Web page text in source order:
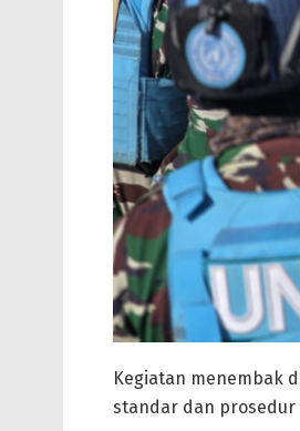
Kegiatan menembak
standar dan prosedur